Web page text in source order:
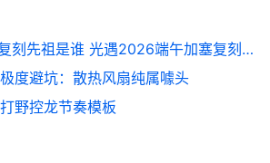
光遇6.18复刻先祖是谁 光遇2026端午加塞复刻先祖说明 光遇复刻6.17先祖
度避坑：散热风扇纯属噱头
野控龙节奏模板